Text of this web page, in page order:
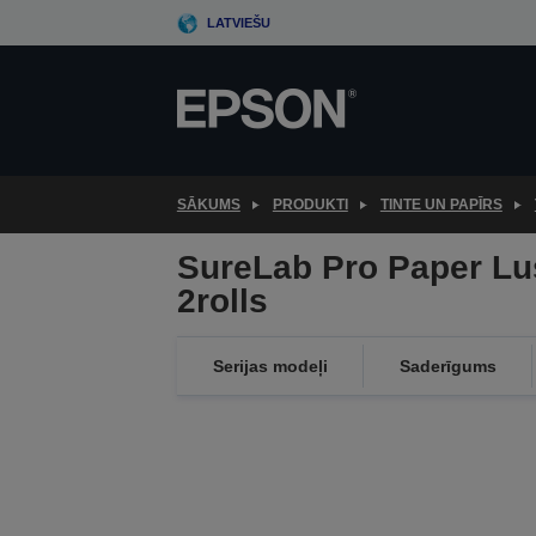
to
LATVIEŠU
SĀKUMS PRODUKTI TINTE UN PAPĪRS
SureLab Pro Paper
2rolls
Serijas modeļi Saderīgums